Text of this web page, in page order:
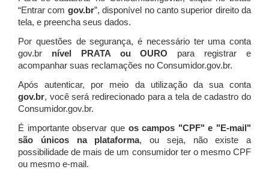
“Entrar com gov.br”, disponível no canto superior direito da
tela, e preencha seus dados.
Por questões de segurança, é necessário ter uma conta
gov.br nível PRATA ou OURO para registrar e
acompanhar suas reclamações no Consumidor.gov.br.
Após autenticar, por meio da utilização da sua conta
gov.br, você será redirecionado para a tela de cadastro do
Consumidor.gov.br.
É importante observar que os campos "CPF" e "E-mail"
são únicos na plataforma, ou seja, não existe a
possibilidade de mais de um consumidor ter o mesmo CPF
ou mesmo e-mail.